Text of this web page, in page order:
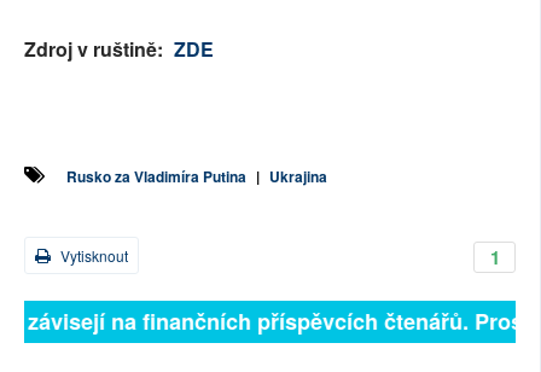
Zdroj v ruštině: ZDE
Rusko za Vladimíra Putina | Ukrajina
1
Vytisknout
závisejí na finančních příspěvcích čtenářů.